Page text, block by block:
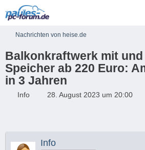
Nachrichten von heise.de
Balkonkraftwerk mit und
Speicher ab 220 Euro:
in 3 Jahren
Info 28. August 2023 um 20:00
Info